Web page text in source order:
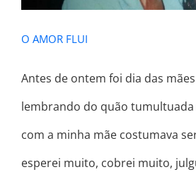
O AMOR FLUI
Antes de ontem foi dia das
lembrando do quão
com a minha mãe costumava
esperei muito, cobrei muito,